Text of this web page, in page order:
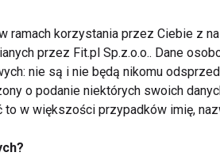
fitness, działających 24/7/
pełnej dostępności.
całość, przy zachowaniu
2017 roku.
ramach korzystania przez Ciebie z
przez Fit.pl Sp.z.o.o.. Dane
nie są i nie będą nikomu
o podanie niektórych swoich
to w większości przypadków imię,